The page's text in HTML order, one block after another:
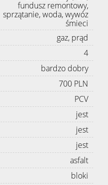
fundusz remontowy,
sprzątanie, woda, wywóz
śmieci
gaz, prąd
4
bardzo dobry
700 PLN
PCV
jest
jest
jest
asfalt
bloki